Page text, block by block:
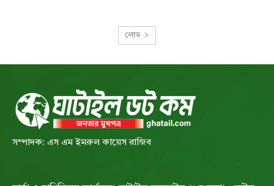
লোড
সম্পাদক: এস এম ইমরুল কায়েস রাজিব